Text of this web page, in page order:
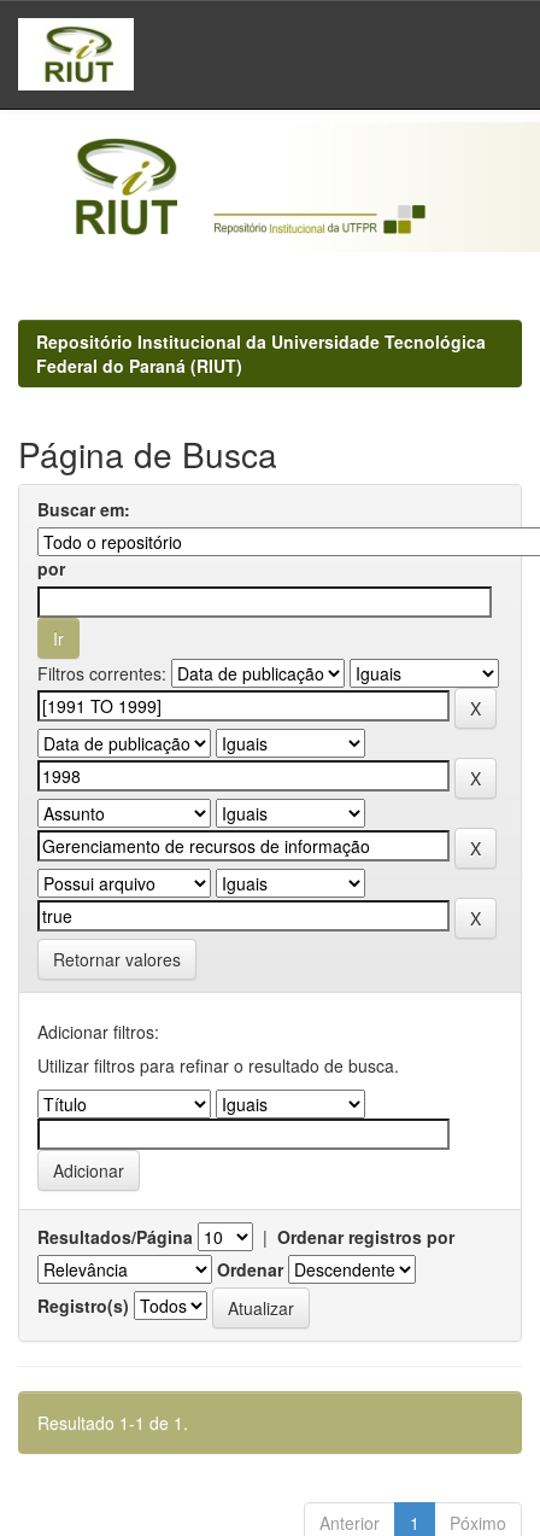
Skip
navigation
Repositório Institucional da Universidade Tecnológica
Federal do Paraná (RIUT)
Página de Busca
Buscar em:
por
Filtros correntes:
Retornar valores
Adicionar filtros:
Utilizar filtros para refinar o resultado de busca.
Resultados/Página | Ordenar registros por
Ordenar
Registro(s)
Resultado 1-1 de 1.
Anterior 1 Póximo